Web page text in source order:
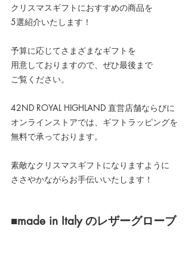
クリスマスギフトにおすすめの商品を
5選紹介いたします！
予算に応じてさまざまなギフトを
用意しておりますので、ぜひ最後まで
ご覧ください。
42ND ROYAL HIGHLAND 直営店舗ならびに
オンラインストアでは、ギフトラッピングを
無料で承っております。
素敵なクリスマスギフトになりますように
ささやかながらお手伝いいたします！
■made in Italy のレザーグローブ